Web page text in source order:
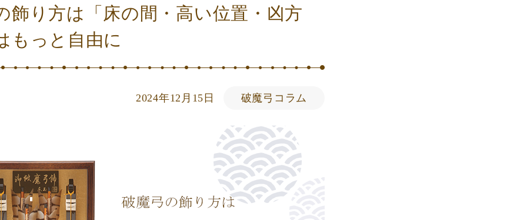
飾‌り‌方‌は‌「床‌の‌間・‌高‌い‌位‌置・‌凶‌方‌
もっ‌と‌自‌由‌に‌
2024年12月15日 破魔弓コラム